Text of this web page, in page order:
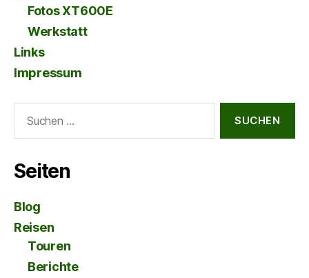
Fotos XT600E
Werkstatt
Links
Impressum
nach:
Seiten
Blog
Reisen
Touren
Berichte